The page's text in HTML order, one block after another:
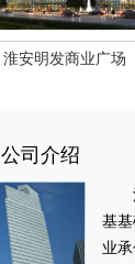
淮安明发商业广场
公司介绍
江
基
业